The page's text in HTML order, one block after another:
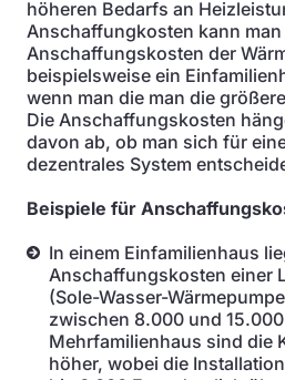
höheren Bedarfs an
Anschaffungkosten kann
Anschaffungskosten der
beispielsweise ein
wenn man die man die
Die Anschaffungskosten
davon ab, ob man sich für
dezentrales System
Beispiele für
In einem Einfamilienhaus
Anschaffungskosten einer
(Sole-Wasser-
zwischen 8.000 und
Mehrfamilienhaus sind die
höher, wobei die